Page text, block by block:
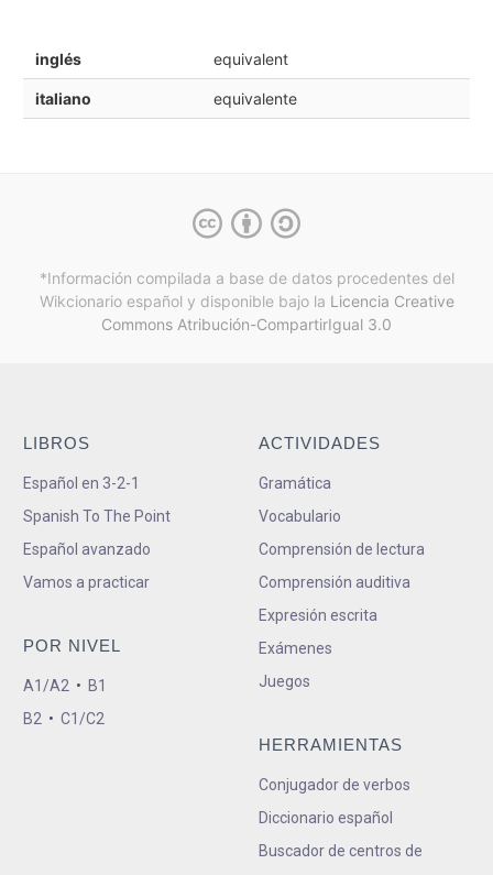
inglés equivalent
italiano equivalente
*Información compilada a base de datos procedentes del
Wikcionario español y disponible bajo la Licencia Creative
Commons Atribución-CompartirIgual 3.0
LIBROS
Español en 3-2-1
Spanish To The Point
Español avanzado
Vamos a practicar
POR NIVEL
A1/A2 • B1
B2 • C1/C2
ACTIVIDADES
Gramática
Vocabulario
Comprensión de lectura
Comprensión auditiva
Expresión escrita
Exámenes
Juegos
HERRAMIENTAS
Conjugador de verbos
Diccionario español
Buscador de centros de